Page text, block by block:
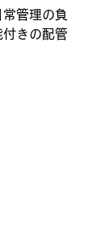
管理の負
きの配管